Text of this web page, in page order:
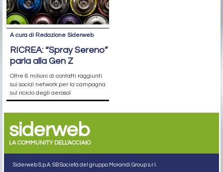
A cura di Redazione Siderweb
RICREA: “Spray Sereno”
parla alla Gen Z
Oltre 6 milioni di contatti raggiunti
sui social network per la campagna
sul riciclo degli aerosol
siderweb
LA COMMUNITY DELL'ACCIAIO
Siderweb S.p.A. SB Società del gruppo Morandi Group s.r.l.